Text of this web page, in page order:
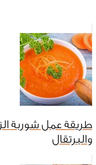
طريقة عمل شوربة
والبرتقال